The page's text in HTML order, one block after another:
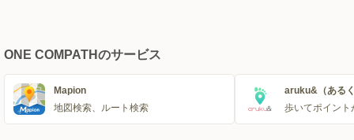
ONE COMPATHのサービス
Mapion
地図検索、ルート検索
aruku&（ある
歩いてポイント